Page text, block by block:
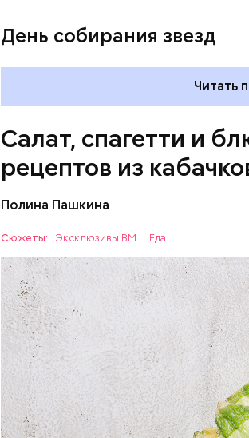
День собирания звезд
Читать
Салат, спагетти и
рецептов из
Полина Пашкина
Сюжеты: Эксклюзивы ВМ Еда
Ингредиенты:
ЕДА ОВОЩИ РЕЦЕПТЫ